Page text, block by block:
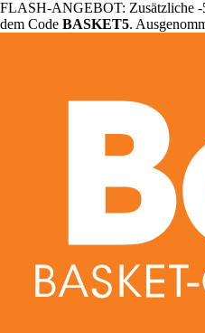
FLASH-ANGEBOT: Zusätzliche -
dem Code BASKET5.